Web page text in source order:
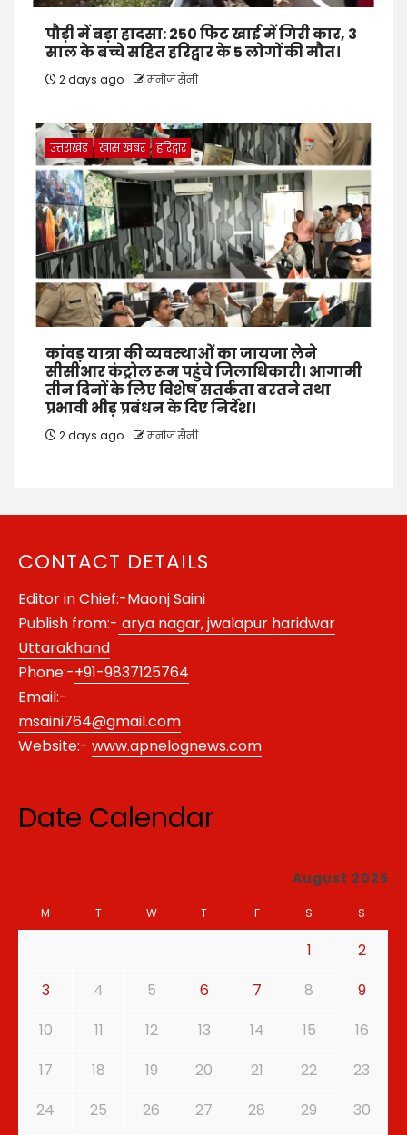
पौड़ी में बड़ा हादसा: 250 फिट खाई में गिरी कार, 3
साल के बच्चे सहित हरिद्वार के 5 लोगों की मौत।
2 days ago मनोज सैनी
उत्तराखंड खास खबर हरिद्वार
कांवड़ यात्रा की व्यवस्थाओं का जायजा लेने
सीसीआर कंट्रोल रूम पहुंचे जिलाधिकारी। आगामी
तीन दिनों के लिए विशेष सतर्कता बरतने तथा
प्रभावी भीड़ प्रबंधन के दिए निर्देश।
2 days ago मनोज सैनी
CONTACT DETAILS
Editor in Chief:-Maonj Saini
Publish from:- arya nagar, jwalapur haridwar
Uttarakhand
Phone:-+91-9837125764
Email:-
msaini764@gmail.com
Website:- www.apnelognews.com
Date Calendar
August 2026
M T W T F S S
1
2
3
4 5 6 7 8
9
10
11 12 13 14 15
16
17
18 19 20 21 22
23
24
25 26 27 28 29 30